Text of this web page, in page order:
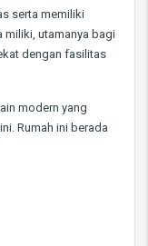
serta memiliki
miliki, utamanya bagi
dengan fasilitas
modern yang
Rumah ini berada